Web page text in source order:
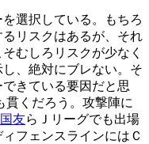
選択している。もちろ
リスクはあるが、それ
むしろリスクが少なく
、絶対にブレない。そ
きている要因だと思
貫くだろう。攻撃陣に
友らＪリーグでも出場
フェンスラインにはＣ